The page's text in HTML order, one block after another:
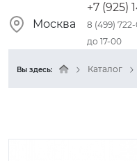
Москва
+7 (925)
8 (499)
до 17-00
Вы здесь: Каталог